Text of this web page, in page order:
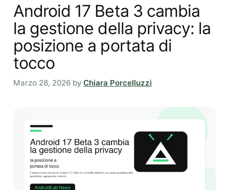
Android 17 Beta 3 cambia
la gestione della privacy: la
posizione a portata di
tocco
Marzo 28, 2026 by Chiara Porcelluzzi